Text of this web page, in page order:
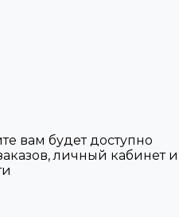
вам будет доступно
личный кабинет и